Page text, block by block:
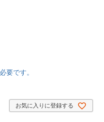
要です。
お気に入りに登録する